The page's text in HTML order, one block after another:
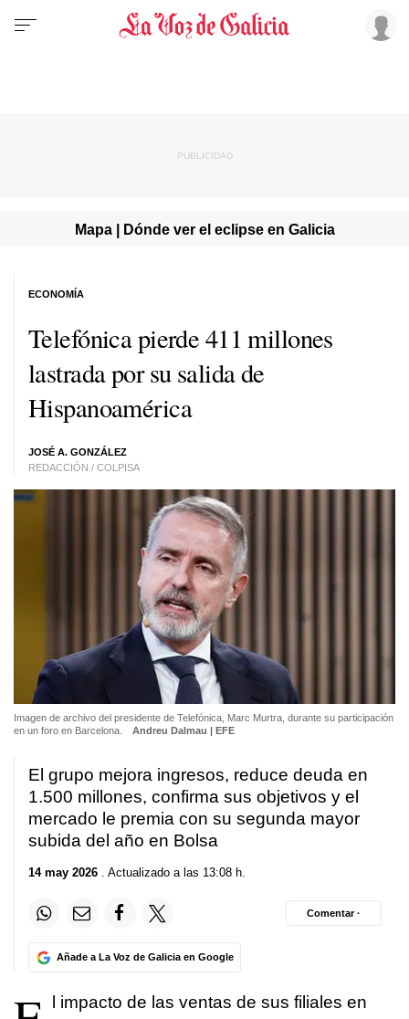
Mapa | Dónde ver el eclipse en Galicia
Telefónica pierde 411 millones
lastrada por su salida de
Hispanoamérica
JOSÉ A. GONZÁLEZ
REDACCIÓN / COLPISA
ECONOMÍA
Imagen de archivo del presidente de Telefónica, Marc Murtra, durante su participación
en un foro en Barcelona.
Andreu Dalmau | EFE
El grupo mejora ingresos, reduce deuda en
1.500 millones, confirma sus objetivos y el
mercado le premia con su segunda mayor
subida del año en Bolsa
14 may 2026 . Actualizado a las 13:08 h.
Añade a La Voz de Galicia en Google
Comentar ·
l impacto de las ventas de sus filiales en